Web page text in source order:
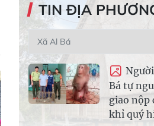
TIN ĐỊA
Bá tự
giao nộp
khỉ quý